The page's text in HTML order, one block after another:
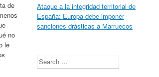
de
no
le
Ataque a la integridad territorial de
España: Europa debe imponer
sanciones drásticas a Marruecos
Search